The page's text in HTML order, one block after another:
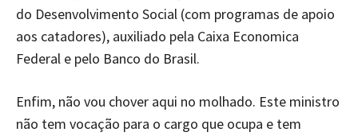
do Desenvolvimento Social (com programas de apoio
aos catadores), auxiliado pela Caixa Economica
Federal e pelo Banco do Brasil.
Enfim, não vou chover aqui no molhado. Este ministro
não tem vocação para o cargo que ocupa e tem